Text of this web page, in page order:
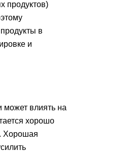
продуктов)
в
и
может влиять на
хорошо
Хорошая